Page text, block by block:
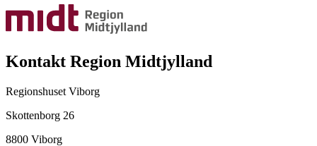
Kontakt Region Midtjylland
Regionshuset Viborg
Skottenborg 26
8800 Viborg